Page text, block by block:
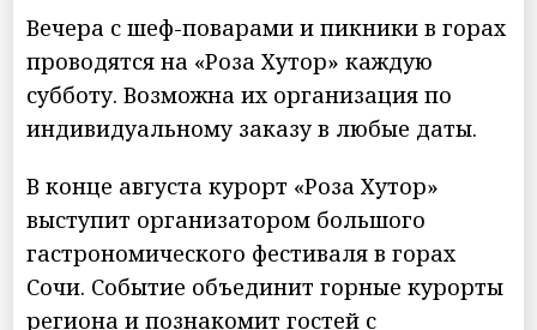
Вечера с шеф-поварами и пикники в горах
проводятся на «Роза Хутор» каждую
субботу. Возможна их организация по
индивидуальному заказу в любые даты.
В конце августа курорт «Роза Хутор»
выступит организатором большого
гастрономического фестиваля в горах
Сочи. Событие объединит горные курорты
региона и познакомит гостей с